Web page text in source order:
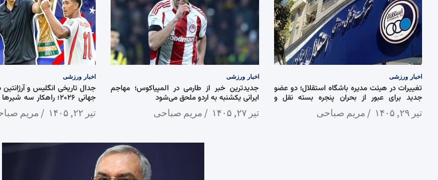
اخبار ورزشی
تغییرات در هیئت مدیره باشگاه استقلال؛ دو عضو
جدید برای عبور از بحران پنجره بسته نقل و
تیر ۲۹, ۱۴۰۵ مریم صباحی
اخبار ورزشی
جدیدترین خبر از طارمی در المپیاکوس؛ مهاجم
ایرانی یکشنبه به اردو ملحق می‌شود
تیر ۲۷, ۱۴۰۵ مریم صباحی
اخبار ورزشی
جدال تاریخی انگلیس و
جهانی ۲۰۲۶؛ راهکار سه
برگ برنده تیم اسکالونیتیر ۲۲, ۱۴۰۵ مریم